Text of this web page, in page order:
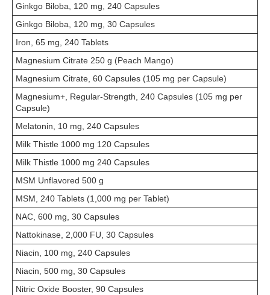
Ginkgo Biloba, 120 mg, 240 Capsules
Ginkgo Biloba, 120 mg, 30 Capsules
Iron, 65 mg, 240 Tablets
Magnesium Citrate 250 g (Peach Mango)
Magnesium Citrate, 60 Capsules (105 mg per Capsule)
Magnesium+, Regular-Strength, 240 Capsules (105 mg per
Capsule)
Melatonin, 10 mg, 240 Capsules
Milk Thistle 1000 mg 120 Capsules
Milk Thistle 1000 mg 240 Capsules
MSM Unflavored 500 g
MSM, 240 Tablets (1,000 mg per Tablet)
NAC, 600 mg, 30 Capsules
Nattokinase, 2,000 FU, 30 Capsules
Niacin, 100 mg, 240 Capsules
Niacin, 500 mg, 30 Capsules
Nitric Oxide Booster, 90 Capsules